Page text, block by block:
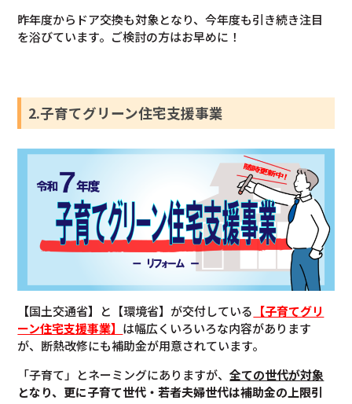
昨年度からドア交換も対象となり、今年度も引き続き注目
を浴びています。ご検討の方はお早めに！
2.子育てグリーン住宅支援事業
【国土交通省】 と【環境省】が交付している 【子育てグリ
ーン住宅支援事業】 は幅広くいろいろな内容があります
が、断熱改修にも補助金が用意されています。
「子育て」とネーミングにありますが、全ての世代が対象
となり、更に子育て世代・若者夫婦世代は補助金の上限引